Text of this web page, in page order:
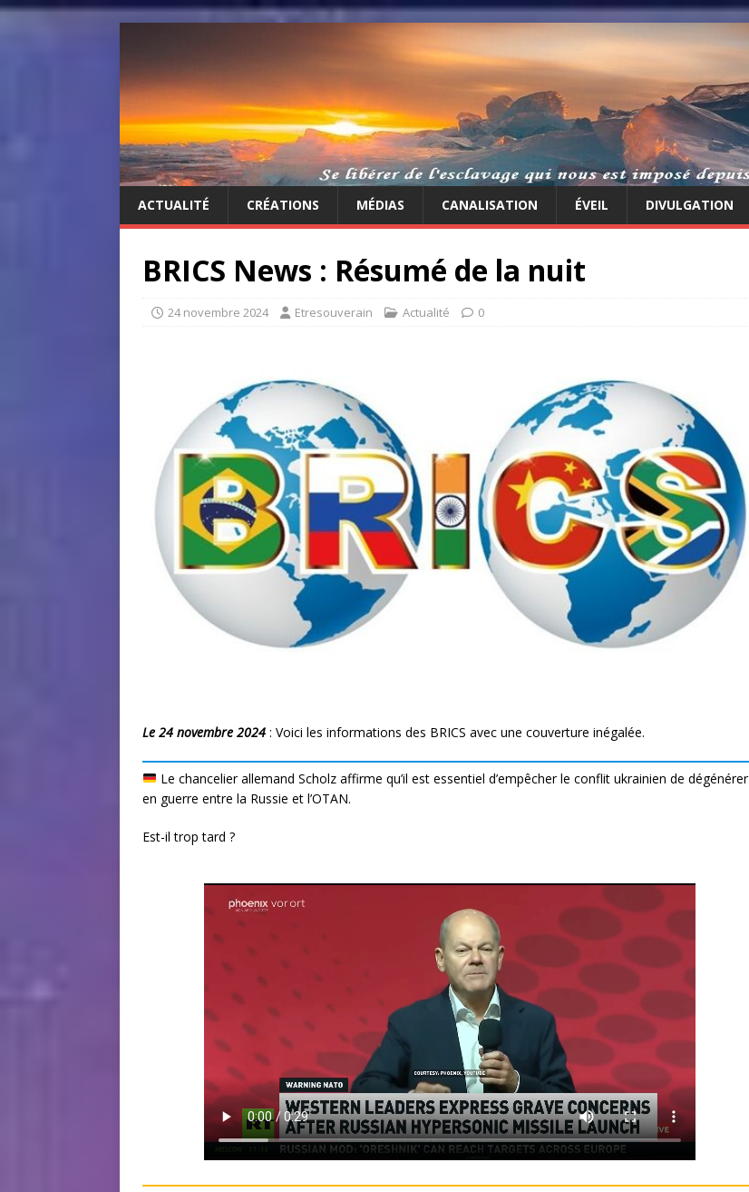
ACTUALITÉ CRÉATIONS MÉDIAS CANALISATION ÉVEIL DIVULGATION
BRICS News : Résumé de la nuit
24 novembre 2024 Etresouverain Actualité 0
Le 24 novembre 2024 : Voici les informations des BRICS avec une couverture inégalée.
Le chancelier allemand Scholz affirme qu’il est essentiel d’empêcher le conflit ukrainien de dégénérer
en guerre entre la Russie et l’OTAN.
Est-il trop tard ?